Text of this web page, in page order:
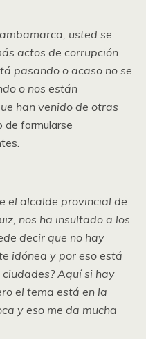
usted se
actos de corrupción
pasando o acaso no se
o nos están
han venido de otras
de formularse
el alcalde provincial de
nos ha insultado a los
decir que no hay
idónea y por eso está
Aquí si hay
el tema está en la
y eso me da mucha